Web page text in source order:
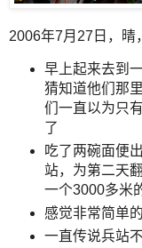
2006年7月27日，晴
早上起来去到
猜知道他们那
们一直以为只
了
吃了两碗面便
站，为第二天
一个3000多米
感觉非常简单
一直传说兵站